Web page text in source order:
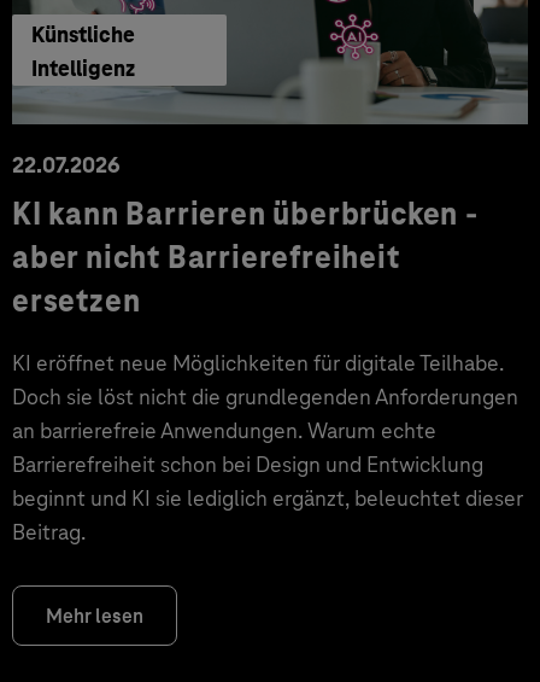
Künstliche
Intelligenz
22.07.2026
KI kann Barrieren überbrücken -
aber nicht Barrierefreiheit
ersetzen
KI eröffnet neue Möglichkeiten für digitale Teilhabe.
Doch sie löst nicht die grundlegenden Anforderungen
an barrierefreie Anwendungen. Warum echte
Barrierefreiheit schon bei Design und Entwicklung
beginnt und KI sie lediglich ergänzt, beleuchtet dieser
Beitrag.
Mehr lesen